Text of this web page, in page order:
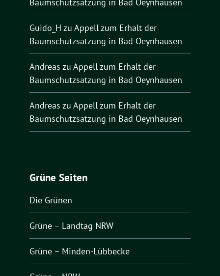
Guido_H zu Appell zum Erhalt der
Baumschutzsatzung in Bad Oeynhausen
Andreas zu Appell zum Erhalt der
Baumschutzsatzung in Bad Oeynhausen
Andreas zu Appell zum Erhalt der
Baumschutzsatzung in Bad Oeynhausen
Grüne Seiten
Die Grünen
Grüne – Landtag NRW
Grüne – Minden-Lübbecke